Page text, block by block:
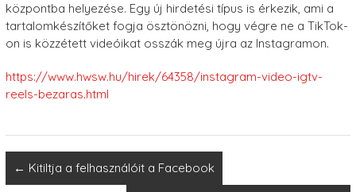
központba helyezése. Egy új hirdetési típus is érkezik, ami a
tartalomkészítőket fogja ösztönözni, hogy végre ne a TikTok-
on is közzétett videóikat osszák meg újra az Instagramon.
https://www.hwsw.hu/hirek/64358/instagram-video-igtv-
reels-bezaras.html
← Kitiltja a felhasználóit a Facebook